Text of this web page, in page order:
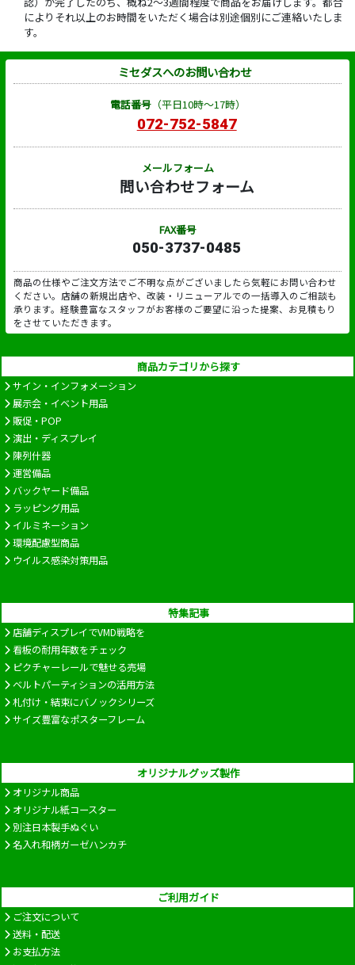
によりそれ以上のお時間をいただく場合は別途個別にご連絡いたしま
す。
ミセダスへのお問い合わせ
電話番号（平日10時～17時）
072-752-5847
メールフォーム
問い合わせフォーム
FAX番号
050-3737-0485
商品の仕様やご注文方法でご不明な点がございましたら気軽にお問い合わせ
ください。店舗の新規出店や、改装・リニューアルでの一括導入のご相談も
承ります。経験豊富なスタッフがお客様のご要望に沿った提案、お見積もり
をさせていただきます。
商品カテゴリから探す
サイン・インフォメーション
展示会・イベント用品
販促・POP
演出・ディスプレイ
陳列什器
運営備品
バックヤード備品
ラッピング用品
イルミネーション
環境配慮型商品
ウイルス感染対策用品
特集記事
店舗ディスプレイでVMD戦略を
看板の耐用年数をチェック
ピクチャーレールで魅せる売場
ベルトパーティションの活用方法
札付け・結束にバノックシリーズ
サイズ豊富なポスターフレーム
オリジナルグッズ製作
オリジナル商品
オリジナル紙コースター
別注日本製手ぬぐい
名入れ和柄ガーゼハンカチ
ご利用ガイド
ご注文について
送料・配送
お支払方法